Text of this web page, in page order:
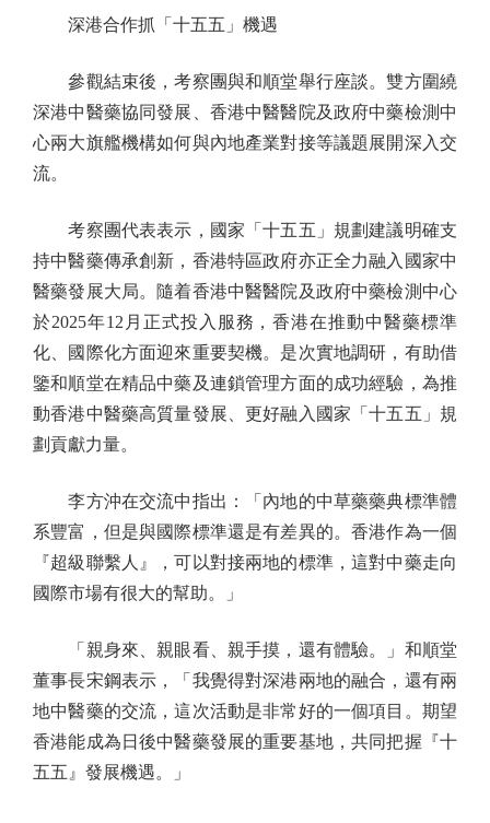
深港合作抓「十五五」機遇
參觀結束後，考察團與和順堂舉行座談。雙方圍繞
深港中醫藥協同發展、香港中醫醫院及政府中藥檢測中
心兩大旗艦機構如何與內地產業對接等議題展開深入交
流。
考察團代表表示，國家「十五五」規劃建議明確支
持中醫藥傳承創新，香港特區政府亦正全力融入國家中
醫藥發展大局。隨着香港中醫醫院及政府中藥檢測中心
於2025年12月正式投入服務，香港在推動中醫藥標準
化、國際化方面迎來重要契機。是次實地調研，有助借
鑒和順堂在精品中藥及連鎖管理方面的成功經驗，為推
動香港中醫藥高質量發展、更好融入國家「十五五」規
劃貢獻力量。
李方沖在交流中指出：「內地的中草藥藥典標準體
系豐富，但是與國際標準還是有差異的。香港作為一個
『超級聯繫人』，可以對接兩地的標準，這對中藥走向
國際市場有很大的幫助。」
「親身來、親眼看、親手摸，還有體驗。」和順堂
董事長宋鋼表示，「我覺得對深港兩地的融合，還有兩
地中醫藥的交流，這次活動是非常好的一個項目。期望
香港能成為日後中醫藥發展的重要基地，共同把握『十
五五』發展機遇。」